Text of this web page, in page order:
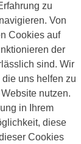
zu
Von
Cookies auf
der
sind. Wir
uns helfen zu
nutzen.
in Ihrem
diese
Cookies